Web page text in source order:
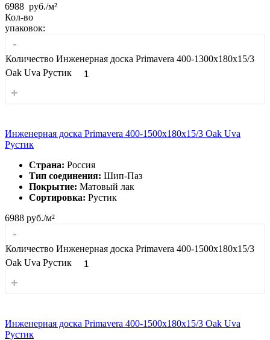
6988 руб./м²
Кол-во
упаковок:
-
Количество Инженерная доска Primavera 400-1300х180х15/3
Oak Uva Рустик
+
Инженерная доска Primavera 400-1500х180х15/3 Oak Uva
Рустик
Страна: Россия
Тип соединения: Шип-Паз
Покрытие: Матовый лак
Сортировка: Рустик
6988 руб./м²
-
Количество Инженерная доска Primavera 400-1500х180х15/3
Oak Uva Рустик
+
Инженерная доска Primavera 400-1500х180х15/3 Oak Uva
Рустик